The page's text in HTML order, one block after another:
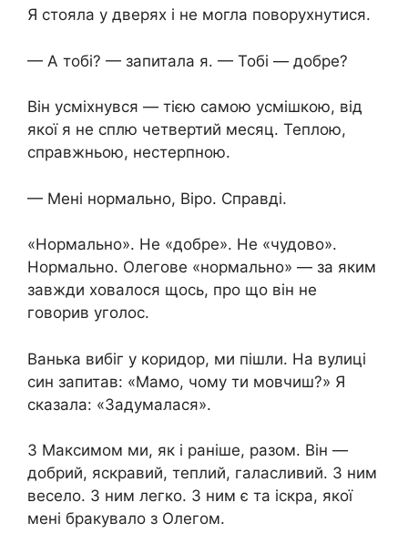
Я стояла у дверях і не могла поворухнутися.
— А тобі? — запитала я. — Тобі — добре?
Він усміхнувся — тією самою усмішкою, від
якої я не сплю четвертий месяц. Теплою,
справжньою, нестерпною.
— Мені нормально, Віро. Справді.
«Нормально». Не «добре». Не «чудово».
Нормально. Олегове «нормально» — за яким
завжди ховалося щось, про що він не
говорив уголос.
Ванька вибіг у коридор, ми пішли. На вулиці
син запитав: «Мамо, чому ти мовчиш?» Я
сказала: «Задумалася».
З Максимом ми, як і раніше, разом. Він —
добрий, яскравий, теплий, галасливий. З ним
весело. З ним легко. З ним є та іскра, якої
мені бракувало з Олегом.